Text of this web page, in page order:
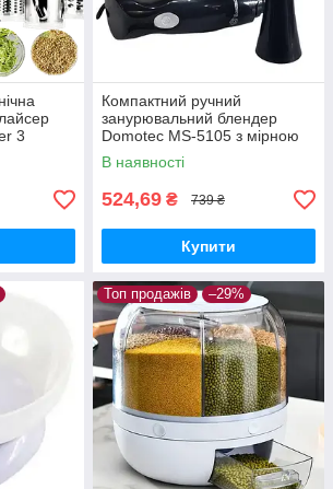
3
Компактний ручний
занурювальний блендер
Domotec MS-5105 з мірною
склянкою 400W
В наявності
524,69 ₴ 739 ₴
Купити
Топ продажів –29%